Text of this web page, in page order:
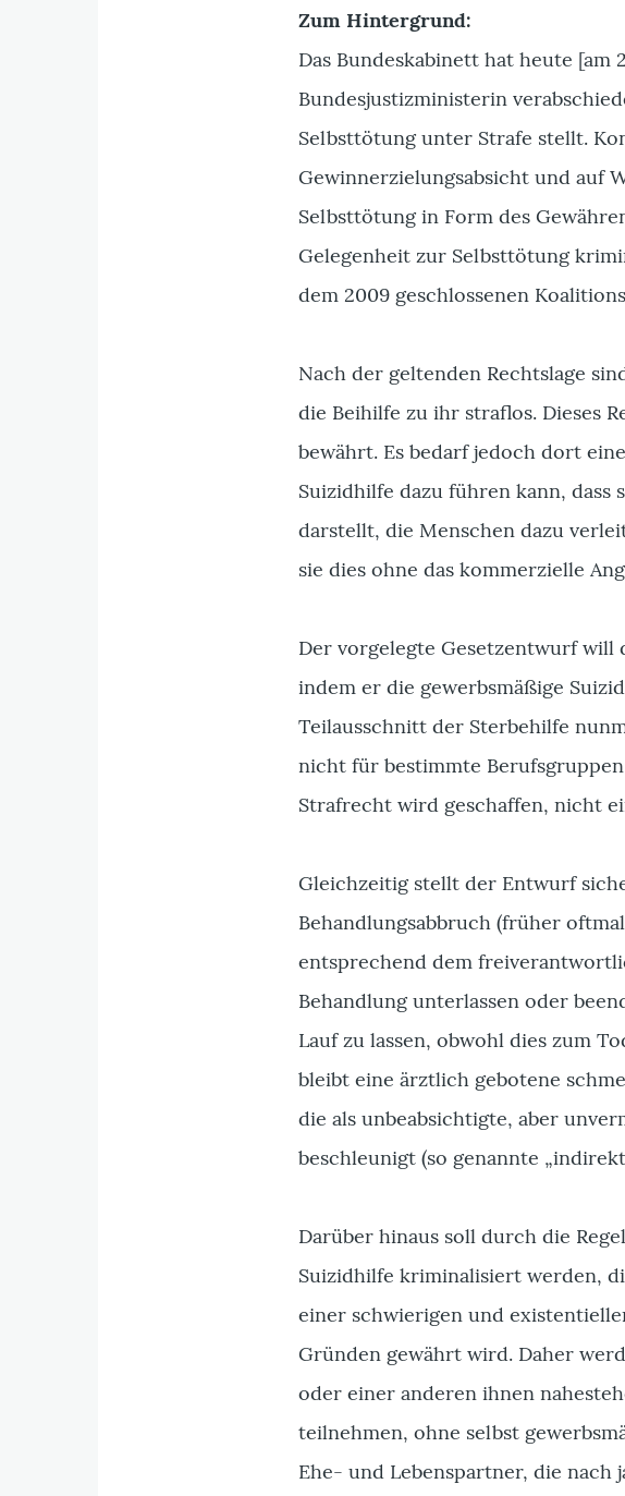
Zum Hintergrund:
Das Bundeskabinett hat heute [am
Bundesjustizministerin
Selbsttötung unter Strafe stellt.
Gewinnerzielungsabsicht und auf
Selbsttötung in Form des
Gelegenheit zur Selbsttötung
dem 2009 geschlossenen
Nach der geltenden Rechtslage
die Beihilfe zu ihr straflos. Dieses
bewährt. Es bedarf jedoch dort
Suizidhilfe dazu führen kann,
darstellt, die Menschen dazu
sie dies ohne das kommerzielle
Der vorgelegte Gesetzentwurf will
indem er die gewerbsmäßige
Teilausschnitt der Sterbehilfe
nicht für bestimmte
Strafrecht wird geschaffen, nicht
Gleichzeitig stellt der Entwurf
Behandlungsabbruch (früher
entsprechend dem
Behandlung unterlassen oder
Lauf zu lassen, obwohl dies zum
bleibt eine ärztlich gebotene
die als unbeabsichtigte, aber
beschleunigt (so genannte
Darüber hinaus soll durch die
Suizidhilfe kriminalisiert werden,
einer schwierigen und
Gründen gewährt wird. Daher
oder einer anderen ihnen
teilnehmen, ohne selbst
Ehe- und Lebenspartner, die nach